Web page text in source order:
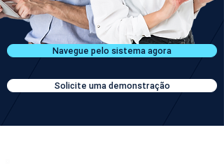
Navegue pelo sistema agora
Solicite uma demonstração